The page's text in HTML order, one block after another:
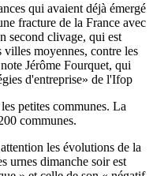
qui avaient déjà émergé
fracture de la France avec
second clivage, qui est
villes moyennes, contre les
Jérôme Fourquet, qui
d'entreprise» de l'Ifop
petites communes. La
communes.
les évolutions de la
urnes dimanche soir est